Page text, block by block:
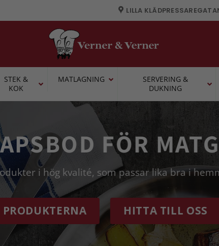
LILLA
STEK &
KOK
MATLAGNING
SERVERING &
DUKNING
FÖR
i hög kvalité, som passar lika bra i
PRODUKTERNA HITTA TILL OSS